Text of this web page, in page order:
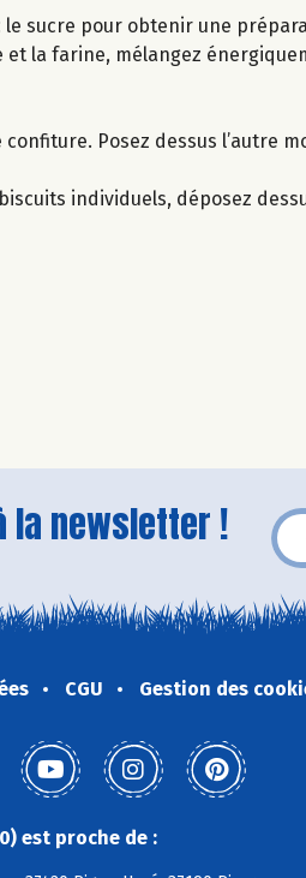
le sucre pour obtenir une
et la farine, mélangez
Posez dessus l’autre
individuels, déposez
la newsletter !
CGU Gestion des
est proche de :